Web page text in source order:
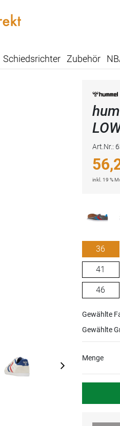
Schiedsrichter Zubehör
Art.Nr.:
inkl. 19 %
36
41
46
Gewählte
Gewählte
Menge